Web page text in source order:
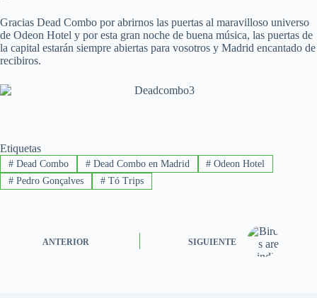
Gracias Dead Combo por abrirnos las puertas al maravilloso universo
de Odeon Hotel y por esta gran noche de buena música, las puertas de
la capital estarán siempre abiertas para vosotros y Madrid encantado de
recibiros.
Etiquetas
#Dead Combo #Dead Combo en Madrid # Odeon Hotel
#Pedro Gonçalves #Tó Trips
ANTERIOR SIGUIENTE